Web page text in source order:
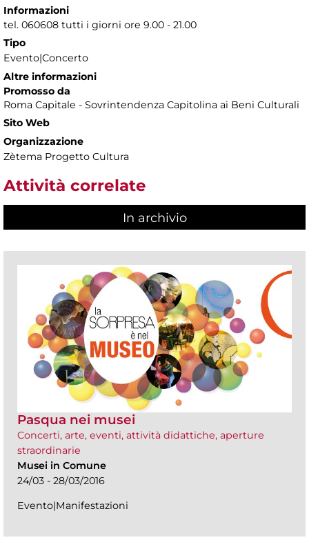
Informazioni
tel. 060608 tutti i giorni ore 9.00 - 21.00
Tipo
Evento|Concerto
Altre informazioni
Promosso da
Roma Capitale - Sovrintendenza Capitolina ai Beni Culturali
Sito Web
Organizzazione
Zètema Progetto Cultura
Attività correlate
In archivio
Pasqua nei musei
Concerti, arte, eventi, attività didattiche, aperture
straordinarie
Musei in Comune
24/03 - 28/03/2016
Evento|Manifestazioni